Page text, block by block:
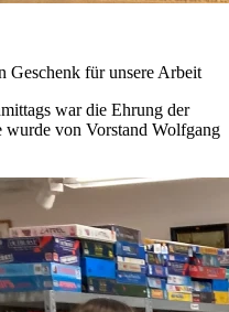
Geschenk für unsere Arbeit
war die Ehrung der
wurde von Vorstand Wolfgang